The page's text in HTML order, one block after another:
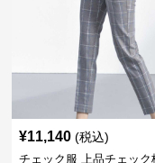
¥11,140 (税込)
チェック服 上品チェック